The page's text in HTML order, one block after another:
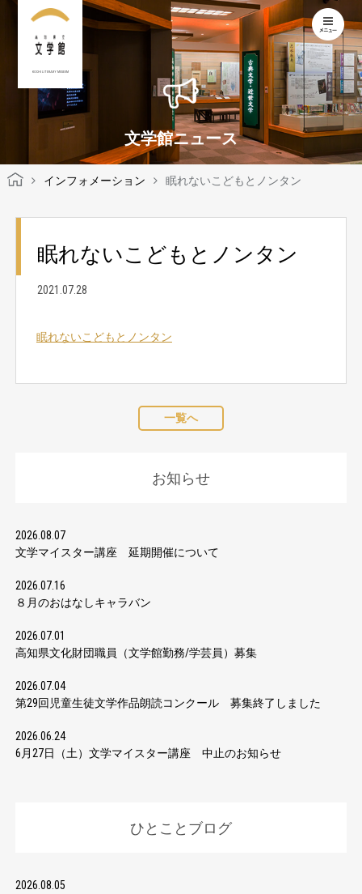
KOCHI LITERARY MUSEUM
文学館ニュース
インフォメーション 眠れないこどもとノンタン
眠れないこどもとノンタン
2021.07.28
眠れないこどもとノンタン
一覧へ
お知らせ
2026.08.07
文学マイスター講座 延期開催について
2026.07.16
８月のおはなしキャラバン
2026.07.01
高知県文化財団職員（文学館勤務/学芸員）募集
2026.07.04
第29回児童生徒文学作品朗読コンクール 募集終了しました
2026.06.24
6月27日（土）文学マイスター講座 中止のお知らせ
ひとことブログ
2026.08.05